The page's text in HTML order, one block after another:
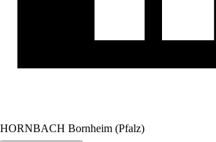
HORNBACH Bornheim (Pfalz)